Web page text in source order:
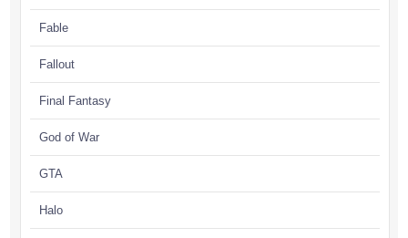
Fable
Fallout
Final Fantasy
God of War
GTA
Halo